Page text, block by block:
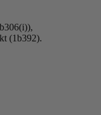
(1b392).